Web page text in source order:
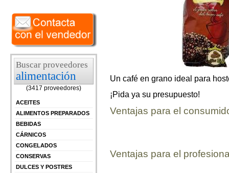
Buscar proveedores
alimentación
(3417 proveedores)
ACEITES
ALIMENTOS PREPARADOS
BEBIDAS
CÁRNICOS
CONGELADOS
CONSERVAS
DULCES Y POSTRES
Un café en grano ideal para
¡Pida ya su presupuesto!
Ventajas para el
Ventajas para el